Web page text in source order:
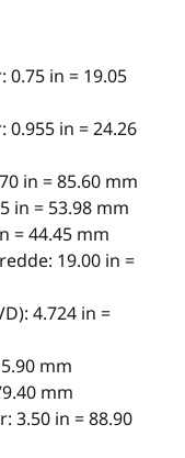
in = 19.05
in = 24.26
in = 85.60 mm
in = 53.98 mm
= 44.45 mm
19.00 in =
4.724 in =
mm
mm
3.50 in = 88.90